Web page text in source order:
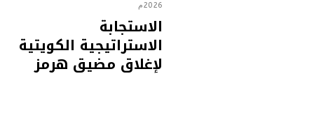
2026م
الاستجابة
الاستراتيجية الكويتية
لإغلاق مضيق هرمز